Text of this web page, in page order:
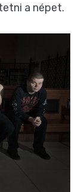
a népet.